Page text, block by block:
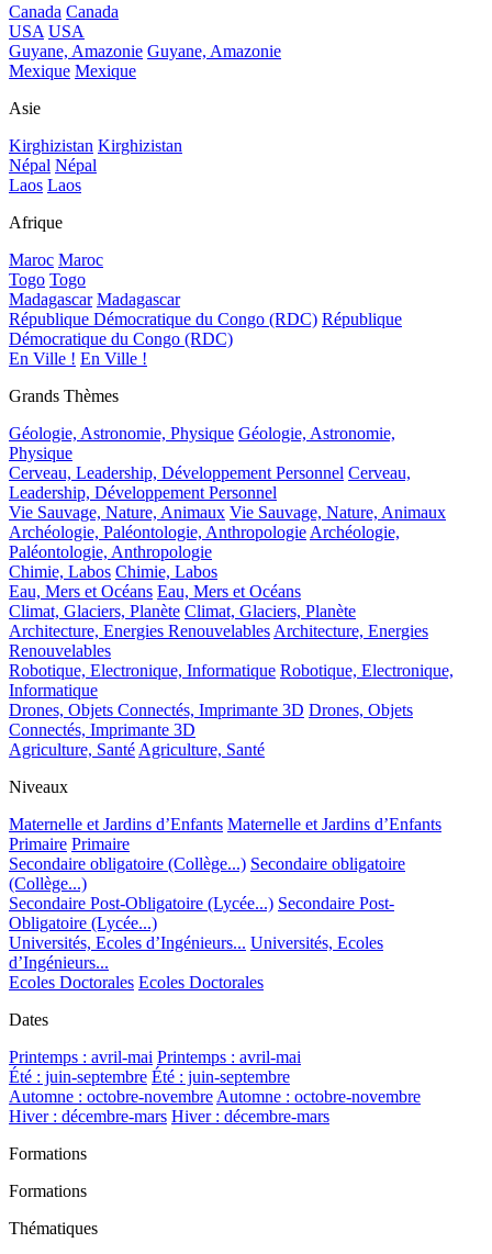
Canada Canada
USA USA
Guyane, Amazonie Guyane, Amazonie
Mexique Mexique
Asie
Kirghizistan Kirghizistan
Népal Népal
Laos Laos
Afrique
Maroc Maroc
Togo Togo
Madagascar Madagascar
République Démocratique du Congo (RDC) République
Démocratique du Congo (RDC)
En Ville ! En Ville !
Grands Thèmes
Géologie, Astronomie, Physique Géologie, Astronomie,
Physique
Cerveau, Leadership, Développement Personnel Cerveau,
Leadership, Développement Personnel
Vie Sauvage, Nature, Animaux Vie Sauvage, Nature, Animaux
Archéologie, Paléontologie, Anthropologie Archéologie,
Paléontologie, Anthropologie
Chimie, Labos Chimie, Labos
Eau, Mers et Océans Eau, Mers et Océans
Climat, Glaciers, Planète Climat, Glaciers, Planète
Architecture, Energies Renouvelables Architecture, Energies
Renouvelables
Robotique, Electronique, Informatique Robotique, Electronique,
Informatique
Drones, Objets Connectés, Imprimante 3D Drones, Objets
Connectés, Imprimante 3D
Agriculture, Santé Agriculture, Santé
Niveaux
Maternelle et Jardins d’Enfants Maternelle et Jardins d’Enfants
Primaire Primaire
Secondaire obligatoire (Collège...) Secondaire obligatoire
(Collège...)
Secondaire Post-Obligatoire (Lycée...) Secondaire Post-
Obligatoire (Lycée...)
Universités, Ecoles d’Ingénieurs... Universités, Ecoles
d’Ingénieurs...
Ecoles Doctorales Ecoles Doctorales
Dates
Printemps : avril-mai Printemps : avril-mai
Été : juin-septembre Été : juin-septembre
Automne : octobre-novembre Automne : octobre-novembre
Hiver : décembre-mars Hiver : décembre-mars
Formations
Formations
Thématiques